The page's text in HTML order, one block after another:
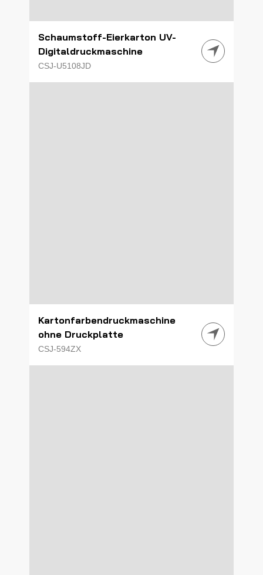
Schaumstoff-Eierkarton UV-
Digitaldruckmaschine
CSJ-U5108JD
Kartonfarbendruckmaschine
ohne Druckplatte
CSJ-594ZX